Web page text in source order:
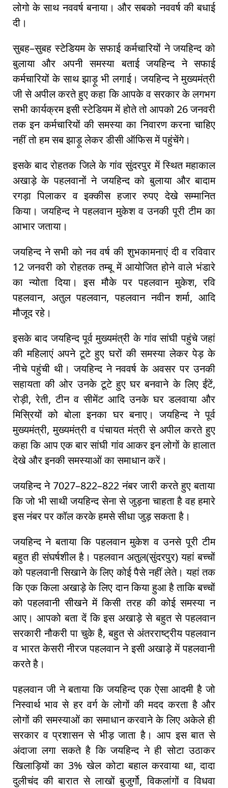
लोगो के साथ नववर्ष बनाया। और सबको नववर्ष की बधाई
दी।
सुबह–सुबह स्टेडियम के सफाई कर्मचारियों ने जयहिन्द को
बुलाया और अपनी समस्या बताई जयहिन्द ने सफाई
कर्मचारियों के साथ झाड़ू भी लगाई। जयहिन्द ने मुख्यमंत्री
जी से अपील करते हुए कहा कि आपके व सरकार के लगभग
सभी कार्यक्रम इसी स्टेडियम में होते तो आपको 26 जनवरी
तक इन कर्मचारियों की समस्या का निवारण करना चाहिए
नहीं तो हम सब झाड़ू लेकर डीसी ऑफिस में पहुंचेंगे।
इसके बाद रोहतक जिले के गांव सुंदरपुर में स्थित महाकाल
अखाड़े के पहलवानों ने जयहिन्द को बुलाया और बादाम
रगड़ा पिलाकर व इक्कीस हजार रुपए देखे सम्मानित
किया। जयहिन्द ने पहलवान मुकेश व उनकी पूरी टीम का
आभार जताया।
जयहिन्द ने सभी को नव वर्ष की शुभकामनाएं दी व रविवार
12 जनवरी को रोहतक तम्बू में आयोजित होने वाले भंडारे
का न्योता दिया। इस मौके पर पहलवान मुकेश, रवि
पहलवान, अतुल पहलवान, पहलवान नवीन शर्मा, आदि
मौजूद रहे।
इसके बाद जयहिन्द पूर्व मुख्यमंत्री के गांव सांघी पहुंचे जहां
की महिलाएं अपने टूटे हुए घरों की समस्या लेकर पेड़ के
नीचे पहुंची थी। जयहिन्द ने नववर्ष के अवसर पर उनकी
सहायता की ओर उनके टूटे हुए घर बनवाने के लिए ईंटें,
रोड़ी, रेती, टीन व सीमेंट आदि उनके घर डलवाया और
मिस्रियों को बोला इनका घर बनाए। जयहिन्द ने पूर्व
मुख्यमंत्री, मुख्यमंत्री व पंचायत मंत्री से अपील करते हुए
कहा कि आप एक बार सांघी गांव आकर इन लोगों के हालात
देखे और इनकी समस्याओं का समाधान करें।
जयहिन्द ने 7027–822–822 नंबर जारी करते हुए बताया
कि जो भी साथी जयहिन्द सेना से जुड़ना चाहता है वह हमारे
इस नंबर पर कॉल करके हमसे सीधा जुड़ सकता है।
जयहिन्द ने बताया कि पहलवान मुकेश व उनसे पूरी टीम
बहुत ही संघर्षशील है। पहलवान अतुल(सुंदरपुर) यहां बच्चों
को पहलवानी सिखाने के लिए कोई पैसे नहीं लेते। यहां तक
कि एक किला अखाड़े के लिए दान किया हुआ है ताकि बच्चों
को पहलवानी सीखने में किसी तरह की कोई समस्या न
आए। आपको बता दें कि इस अखाड़े से बहुत से पहलवान
सरकारी नौकरी पा चुके है, बहुत से अंतरराष्ट्रीय पहलवान
व भारत केसरी नीरज पहलवान ने इसी अखाड़े में पहलवानी
करते है।
पहलवान जी ने बताया कि जयहिन्द एक ऐसा आदमी है जो
निस्वार्थ भाव से हर वर्ग के लोगों की मदद करता है और
लोगों की समस्याओं का समाधान करवाने के लिए अकेले ही
सरकार व प्रशासन से भीड़ जाता है। आप इस बात से
अंदाजा लगा सकते है कि जयहिन्द ने ही सोटा उठाकर
खिलाड़ियों का 3% खेल कोटा बहाल करवाया था, दादा
दुलीचंद की बारात से लाखों बुजुर्गो, विकलांगों व विधवा